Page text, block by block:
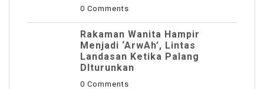
0 Comments
Rakaman Wanita Hampir
Menjadi ‘ArwAh’, Lintas
Landasan Ketika Palang
DIturunkan
0 Comments